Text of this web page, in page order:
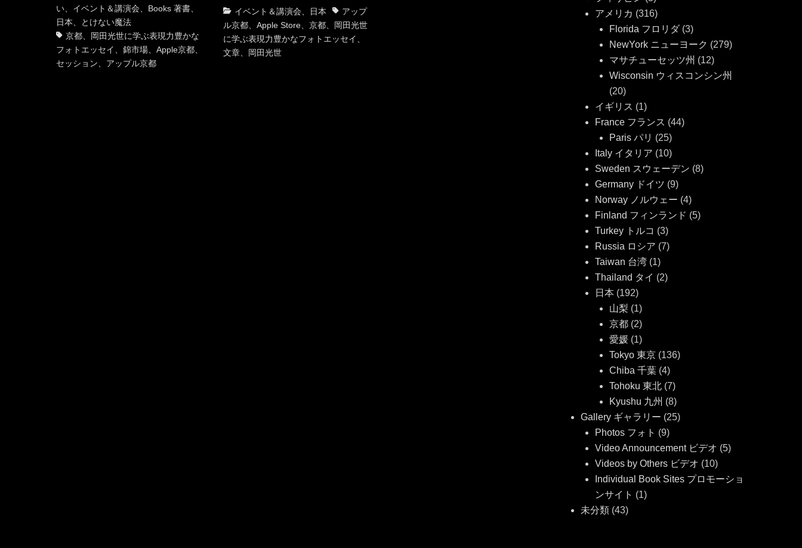
テ
ゴ
リ
ー
い
イベント＆講演会 Books 著書
日本
とけない魔法
京都
岡田光世に学ぶ表現力豊かな
フォトエッセイ
、錦市場 、Apple京都
セッション
アップル京都
カ
テ
ゴ
リ
イベント＆講演会、 日本
タ
グ
アップ
ル京都、 Apple Store、 京都、
岡田光世
に学ぶ表現力豊かなフォトエッセイ
文章、 岡田光世
アメリカ (316)
Florida フロリダ(3)
NewYork ニューヨーク (279)
マサチューセッツ州 (12)
Wisconsin ウィスコンシン州
(20)
イギリス (1)
France フランス (44)
Paris パリ (25)
Italy イタリア (10)
Sweden スウェーデン (8)
Germany ドイツ (9)
Norway ノルウェー (4)
Finland フィンランド (5)
Turkey トルコ (3)
Russia ロシア (7)
Taiwan 台湾 (1)
Thailand タイ (2)
日本 (192)
山梨 (1)
京都 (2)
愛媛 (1)
Tokyo 東京 (136)
Chiba 千葉 (4)
Tohoku 東北 (7)
Kyushu 九州 (8)
Gallery ギャラリー (25)
Photos フォト (9)
Video Announcement ビデオ (5)
Videos by Others ビデオ (10)
Individual Book Sites プロモーショ
ンサイト (1)
未分類 (43)